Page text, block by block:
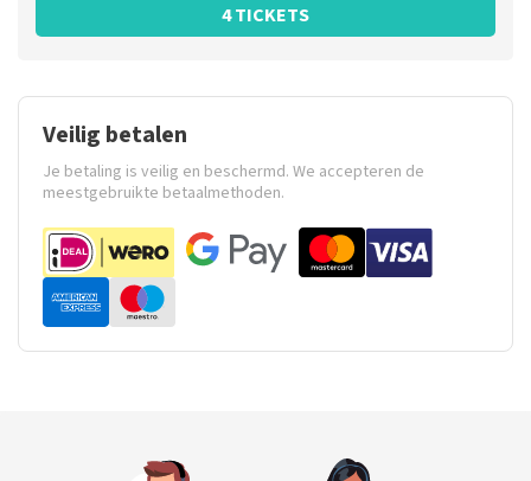
4 TICKETS
Veilig betalen
Je betaling is veilig en beschermd. We accepteren de
meestgebruikte betaalmethoden.